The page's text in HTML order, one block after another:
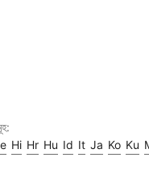
Hi Hr Hu Id It Ja Ko Ku